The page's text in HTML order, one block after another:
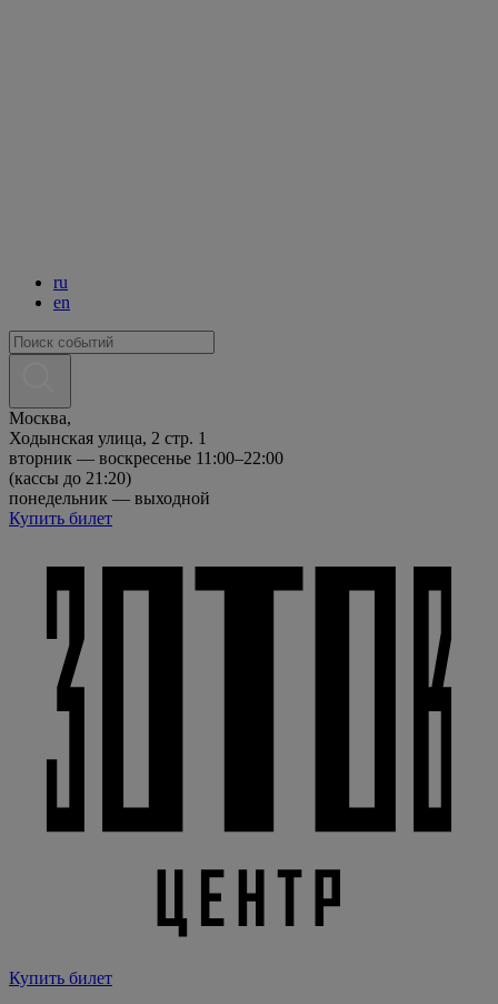
ru
en
Москва,
Ходынская улица, 2 стр. 1
вторник — воскресенье 11:00–22:00
(кассы до 21:20)
понедельник — выходной
Купить билет
Купить билет